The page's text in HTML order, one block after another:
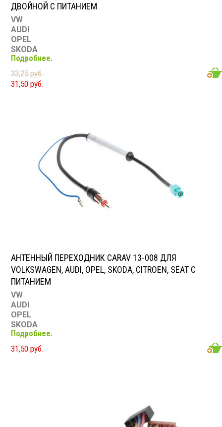
ДВОЙНОЙ С ПИТАНИЕМ
VW
AUDI
OPEL
SKODA
CITROEN
SEAT
Подробнее.
33,25 руб.
31,50 руб.
АНТЕННЫЙ ПЕРЕХОДНИК CARAV 13-008 ДЛЯ
VOLKSWAGEN, AUDI, OPEL, SKODA, CITROEN, SEAT С
ПИТАНИЕМ
VW
AUDI
OPEL
SKODA
CITROEN
SEAT
Подробнее.
31,50 руб.